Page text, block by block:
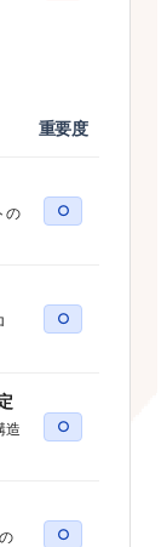
重要度
の
○
○
造
○
○